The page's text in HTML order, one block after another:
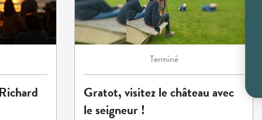
Terminé
Gratot, visitez le château avec
le seigneur !